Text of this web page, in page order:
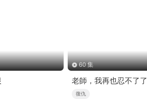
60 集
老師，我再也忍不了了
復仇